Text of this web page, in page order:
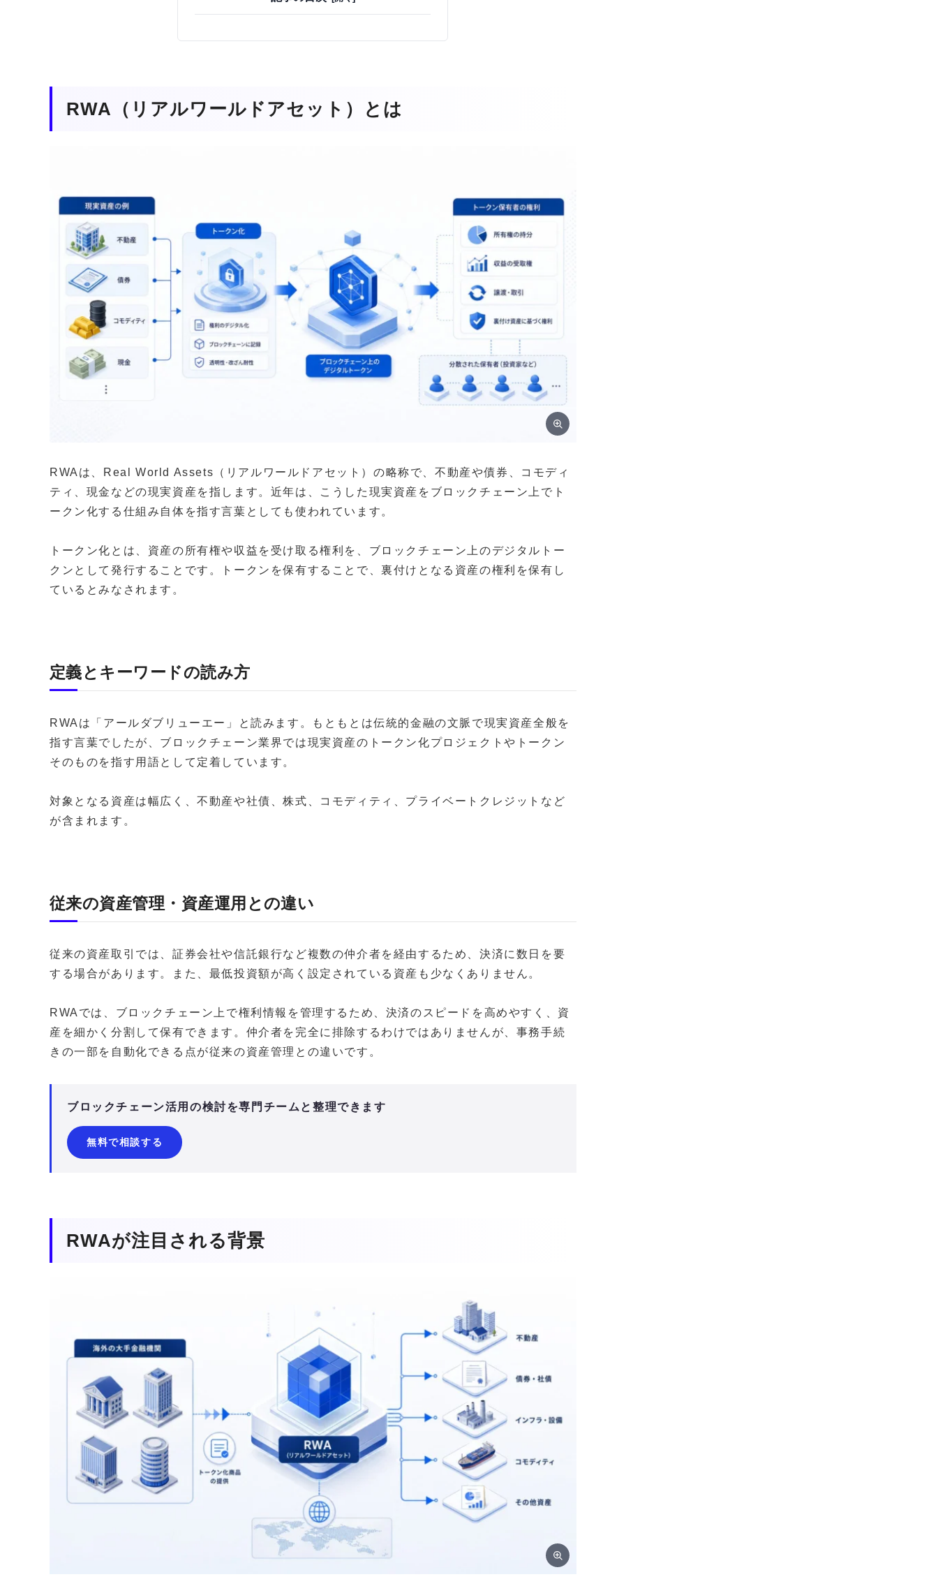
RWA（リアルワールドアセット）とは
RWAは、Real World Assets（リアルワールドアセット）の略称で、不動産や債券、コモディ
ティ、現金などの現実資産を指します。近年は、こうした現実資産をブロックチェーン上でト
ークン化する仕組み自体を指す言葉としても使われています。
トークン化とは、資産の所有権や収益を受け取る権利を、ブロックチェーン上のデジタルトー
クンとして発行することです。トークンを保有することで、裏付けとなる資産の権利を保有し
ているとみなされます。
定義とキーワードの読み方
RWAは「アールダブリューエー」と読みます。もともとは伝統的金融の文脈で現実資産全般を
指す言葉でしたが、ブロックチェーン業界では現実資産のトークン化プロジェクトやトークン
そのものを指す用語として定着しています。
対象となる資産は幅広く、不動産や社債、株式、コモディティ、プライベートクレジットなど
が含まれます。
従来の資産管理・資産運用との違い
従来の資産取引では、証券会社や信託銀行など複数の仲介者を経由するため、決済に数日を要
する場合があります。また、最低投資額が高く設定されている資産も少なくありません。
RWAでは、ブロックチェーン上で権利情報を管理するため、決済のスピードを高めやすく、資
産を細かく分割して保有できます。仲介者を完全に排除するわけではありませんが、事務手続
きの一部を自動化できる点が従来の資産管理との違いです。
ブロックチェーン活用の検討を専門チームと整理できます
無料で相談する
RWAが注目される背景